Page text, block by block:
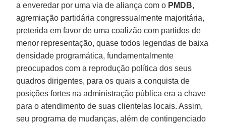
a enveredar por uma via de aliança com o PMDB,
agremiação partidária congressualmente majoritária,
preterida em favor de uma coalizão com partidos de
menor representação, quase todos legendas de baixa
densidade programática, fundamentalmente
preocupados com a reprodução política dos seus
quadros dirigentes, para os quais a conquista de
posições fortes na administração pública era a chave
para o atendimento de suas clientelas locais. Assim,
seu programa de mudanças, além de contingenciado